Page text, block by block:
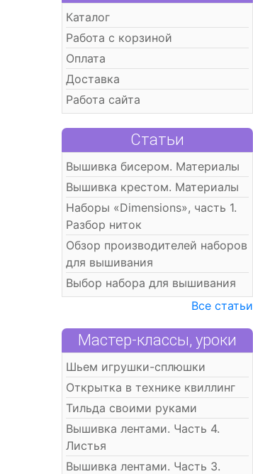
Каталог
Работа с корзиной
Оплата
Доставка
Работа сайта
Статьи
Вышивка бисером. Материалы
Вышивка крестом. Материалы
Наборы «Dimensions», часть 1.
Разбор ниток
Обзор производителей наборов
для вышивания
Выбор набора для вышивания
Все статьи
Мастер-классы, уроки
Шьем игрушки-сплюшки
Открытка в технике квиллинг
Тильда своими руками
Вышивка лентами. Часть 4.
Листья
Вышивка лентами. Часть 3.